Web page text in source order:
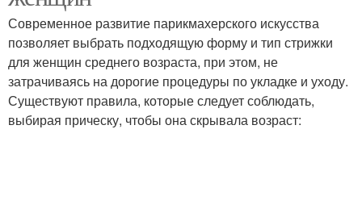
Асимметричные
стрижки
Сложные стрижки
Современное развитие парикмахерского искусства
позволяет выбрать подходящую форму и тип стрижки
для женщин среднего возраста, при этом, не
затрачиваясь на дорогие процедуры по укладке и уходу.
Существуют правила, которые следует соблюдать,
выбирая прическу, чтобы она скрывала возраст: